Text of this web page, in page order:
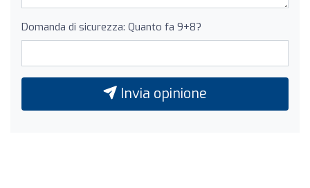
Domanda di sicurezza: Quanto fa 9+8?
Invia opinione